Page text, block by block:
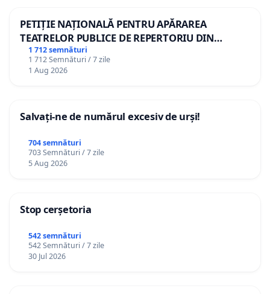
PETIȚIE NAȚIONALĂ PENTRU APĂRAREA
TEATRELOR PUBLICE DE REPERTORIU DIN
ROMÂNIA
1 712 semnături
1 712 Semnături / 7 zile
1 Aug 2026
Salvați-ne de numărul excesiv de urși!
704 semnături
703 Semnături / 7 zile
5 Aug 2026
Stop cerșetoria
542 semnături
542 Semnături / 7 zile
30 Jul 2026